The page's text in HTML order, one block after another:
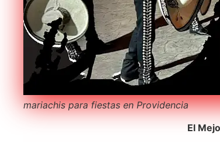
mariachis para fiestas en Providencia
El